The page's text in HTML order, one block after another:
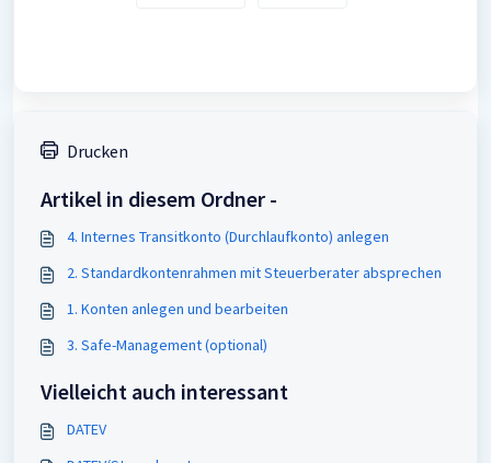
Drucken
Artikel in diesem Ordner -
4. Internes Transitkonto (Durchlaufkonto) anlegen
2. Standardkontenrahmen mit Steuerberater absprechen
1. Konten anlegen und bearbeiten
3. Safe-Management (optional)
Vielleicht auch interessant
DATEV